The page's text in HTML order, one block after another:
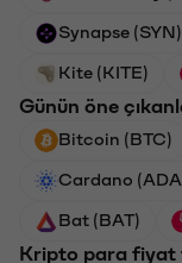
Synapse (SYN)
Kite (KITE)
Günün öne
Bitcoin (BTC)
Cardano
Bat (BAT)
Kripto para fiyat